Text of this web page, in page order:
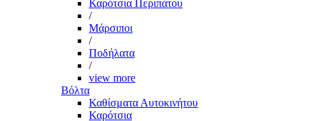
Καρότσια Περιπάτου
/
Μάρσιποι
/
Ποδήλατα
/
view more
Βόλτα
Καθίσματα Αυτοκινήτου
Καρότσια